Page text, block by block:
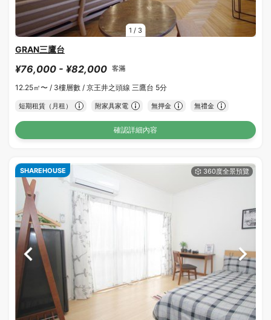
1 / 3
GRAN三鷹台
¥76,000 - ¥82,000 客滿
12.25㎡〜 / 3樓層數 / 京王井之頭線 三鷹台 5分
短期租賃（月租） 附家具家電 無押金 無禮金
確認詳細內容
SHAREHOUSE